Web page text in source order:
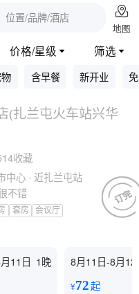
位置/品牌/酒店 
地图
价格/星级  筛选 
含早餐 新开业
(扎兰屯火车站兴华
收藏
中心 · 近扎兰屯站
不错
套房 会议厅
11日 1晚 8月11日-8月12
¥72起